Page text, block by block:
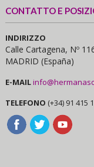
CONTATTO E
INDIRIZZO
Calle Cartagena, Nº
MADRID (España)
E-MAIL
TELEFONO (+34) 91 415